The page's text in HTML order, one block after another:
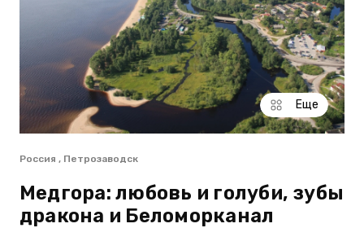
Еще
Россия , Петрозаводск
Медгора: любовь и голуби, зубы
дракона и Беломорканал